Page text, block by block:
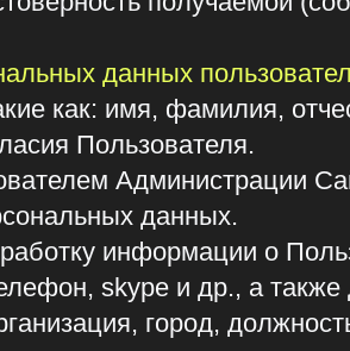
Администрации Сайта,
информации о
skype и др., а также
город, должность и др. в
на основе принципов:
данных и
целям, заранее
персональных данных